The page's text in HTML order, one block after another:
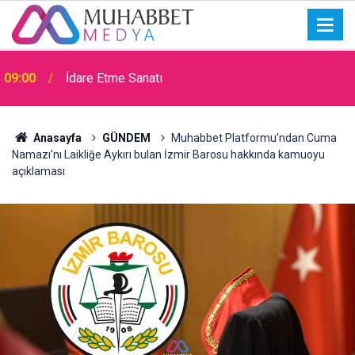
09:00 İdare Etme Sanatı
Anasayfa GÜNDEM
Muhabbet Platformu’ndan Cuma
Namazı’nı Laikliğe Aykırı bulan İzmir Barosu hakkında kamuoyu
açıklaması